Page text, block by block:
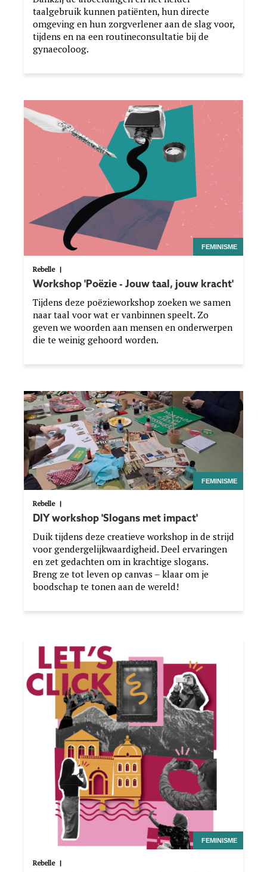
taalgebruik kunnen patiënten, hun directe
omgeving en hun zorgverlener aan de slag voor,
tijdens en na een routineconsultatie bij de
gynaecoloog.
Image
FEMINISME
Rebelle |
Workshop 'Poëzie - Jouw taal, jouw kracht'
Tijdens deze poëzieworkshop zoeken we samen
naar taal voor wat er vanbinnen speelt. Zo
geven we woorden aan mensen en onderwerpen
die te weinig gehoord worden.
Image
FEMINISME
Rebelle |
DIY workshop 'Slogans met impact'
Duik tijdens deze creatieve workshop in de strijd
voor gendergelijkwaardigheid. Deel ervaringen
en zet gedachten om in krachtige slogans.
Breng ze tot leven op canvas – klaar om je
boodschap te tonen aan de wereld!
Image
FEMINISME
Rebelle |